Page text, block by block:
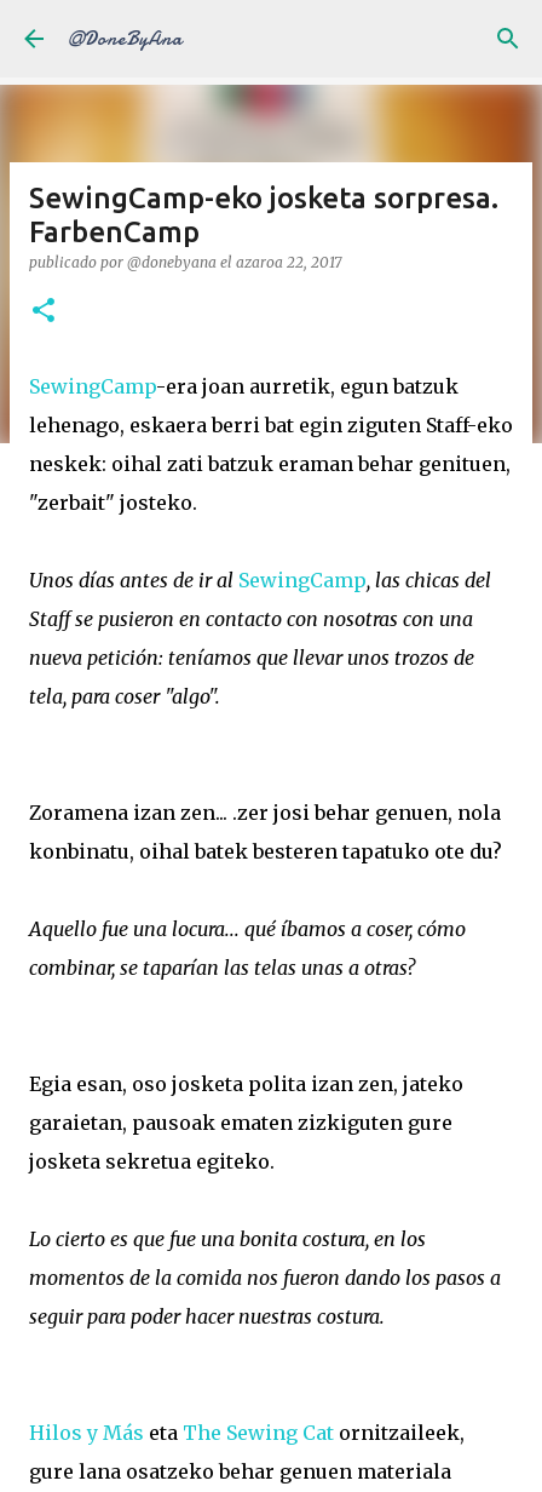
Saltatu eta joan eduki nagusira
@DoneByAna
SewingCamp-eko josketa sorpresa.
FarbenCamp
publicado por @donebyana el azaroa 22, 2017
SewingCamp-era joan aurretik, egun batzuk
lehenago, eskaera berri bat egin ziguten Staff-eko
neskek: oihal zati batzuk eraman behar genituen,
"zerbait" josteko.
Unos días antes de ir al SewingCamp, las chicas del
Staff se pusieron en contacto con nosotras con una
nueva petición: teníamos que llevar unos trozos de
tela, para coser "algo".
Zoramena izan zen... .zer josi behar genuen, nola
konbinatu, oihal batek besteren tapatuko ote du?
Aquello fue una locura... qué íbamos a coser, cómo
combinar, se taparían las telas unas a otras?
Egia esan, oso josketa polita izan zen, jateko
garaietan, pausoak ematen zizkiguten gure
josketa sekretua egiteko.
Lo cierto es que fue una bonita costura, en los
momentos de la comida nos fueron dando los pasos a
seguir para poder hacer nuestras costura.
Hilos y Más eta The Sewing Cat ornitzaileek,
gure lana osatzeko behar genuen materiala